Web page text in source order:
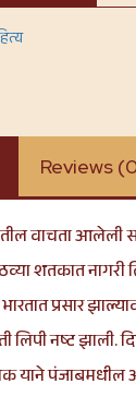
Reviews
वाचता आलेली
शतकात नागरी
प्रसार
लिपी नष्ट झाली.
पंजाबमधील